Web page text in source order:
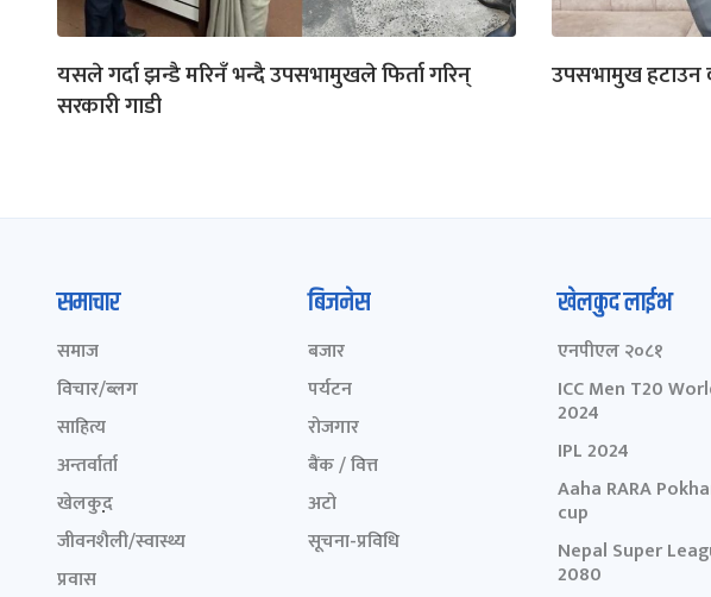
यसले गर्दा झन्डै मरिनँ भन्दै उपसभामुखले फिर्ता गरिन्
सरकारी गाडी
उपसभामुख हटाउन
समाचार
समाज
विचार/ब्लग
साहित्य
अन्तर्वार्ता
खेलकुद़़
जीवनशैली/स्वास्थ्य
प्रवास
बिजनेस
बजार
पर्यटन
रोजगार
बैंक / वित्त
अटो
सूचना-प्रविधि
खेलकुद लाईभ
एनपीएल २०८१
ICC Men T20
2024
IPL 2024
Aaha RARA
cup
Nepal Super
2080